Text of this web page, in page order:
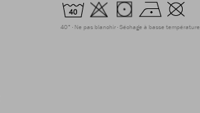
40° Ne pas blanchir Séchage à basse température